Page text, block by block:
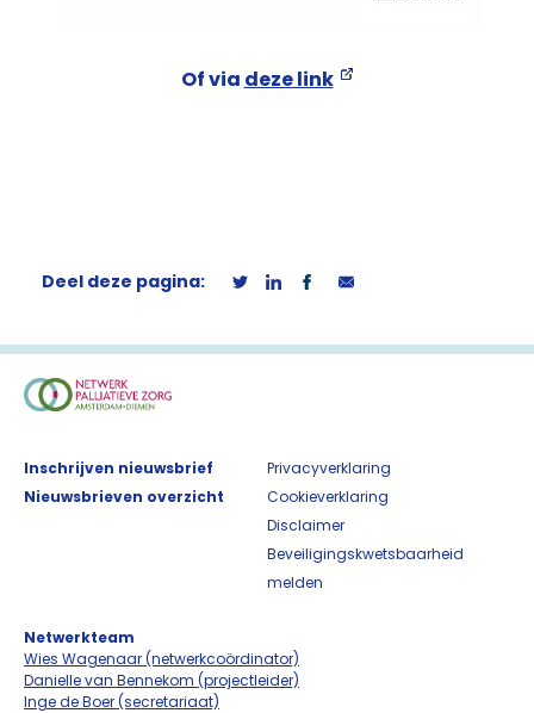
Of via deze link
Deel deze pagina:
Inschrijven nieuwsbrief
Nieuwsbrieven overzicht
Privacyverklaring
Cookieverklaring
Disclaimer
Beveiligingskwetsbaarheid
melden
Netwerkteam
Wies Wagenaar (netwerkcoördinator)
Danielle van Bennekom (projectleider)
Inge de Boer (secretariaat)